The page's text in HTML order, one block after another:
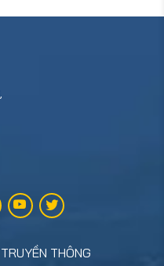
TRUYỀN THÔNG